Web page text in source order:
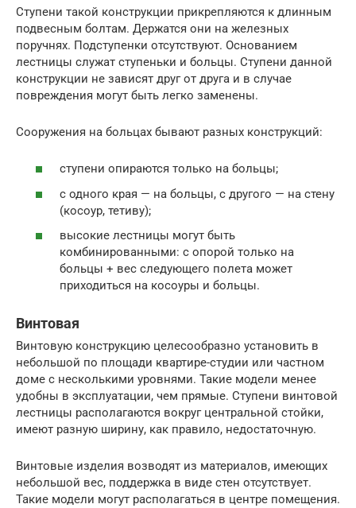
Ступени такой конструкции прикрепляются к длинным
подвесным болтам. Держатся они на железных
поручнях. Подступенки отсутствуют. Основанием
лестницы служат ступеньки и больцы. Ступени данной
конструкции не зависят друг от друга и в случае
повреждения могут быть легко заменены.
Сооружения на больцах бывают разных конструкций:
ступени опираются только на больцы;
с одного края — на больцы, с другого — на стену
(косоур, тетиву);
высокие лестницы могут быть
комбинированными: с опорой только на
больцы + вес следующего полета может
приходиться на косоуры и больцы.
Винтовая
Винтовую конструкцию целесообразно установить в
небольшой по площади квартире-студии или частном
доме с несколькими уровнями. Такие модели менее
удобны в эксплуатации, чем прямые. Ступени винтовой
лестницы располагаются вокруг центральной стойки,
имеют разную ширину, как правило, недостаточную.
Винтовые изделия возводят из материалов, имеющих
небольшой вес, поддержка в виде стен отсутствует.
Такие модели могут располагаться в центре помещения.